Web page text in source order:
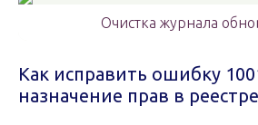
Очистка журнала
Как исправить ошибку
назначение прав в реестре